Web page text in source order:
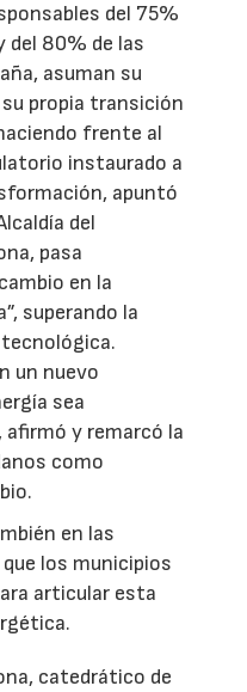
del 75%
del 80% de las
asuman su
propia transición
frente al
instaurado a
apuntó
del
pasa
en la
superando la
un nuevo
sea
afirmó y remarcó la
como
en las
los municipios
articular esta
catedrático de